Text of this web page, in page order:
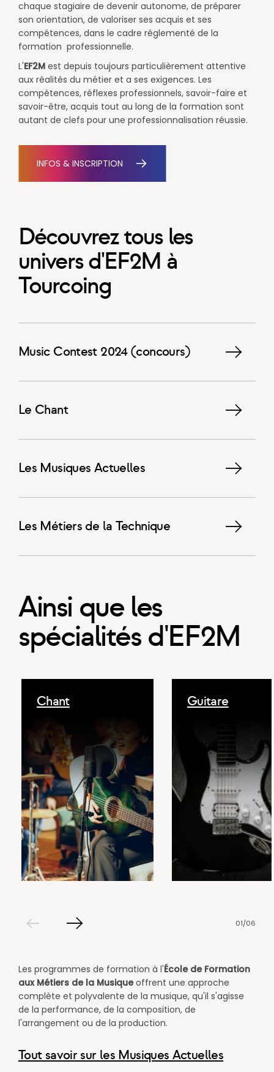
chaque stagiaire de devenir autonome, de préparer
son orientation, de valoriser ses acquis et ses
compétences, dans le cadre réglementé de la
formation professionnelle.
L'EF2M est depuis toujours particulièrement attentive
aux réalités du métier et a ses exigences. Les
compétences, réflexes professionnels, savoir-faire et
savoir-être, acquis tout au long de la formation sont
autant de clefs pour une professionnalisation réussie.
INFOS & INSCRIPTION
Découvrez tous les
univers d'EF2M à
Tourcoing
Music Contest 2024 (concours)
Le Chant
Les Musiques Actuelles
Les Métiers de la Technique
Ainsi que les
spécialités d'EF2M
Les programmes de formation à l'École de Formation
aux Métiers de la Musique offrent une approche
complète et polyvalente de la musique, qu'il s'agisse
de la performance, de la composition, de
l'arrangement ou de la production. ​​
Tout savoir sur les Musiques Actuelles
Slide
précédent
Slide
suivant
01/06
Chant Guitare